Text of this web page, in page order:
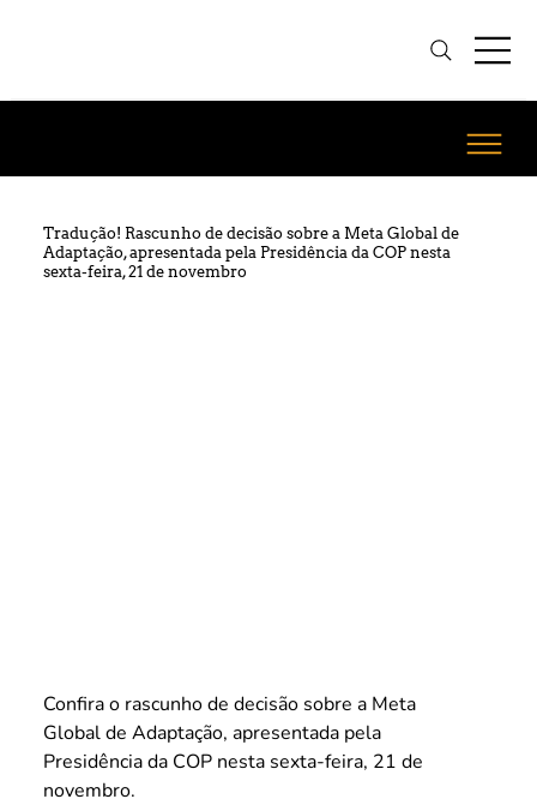
Tradução! Rascunho de decisão sobre a Meta Global de
Adaptação, apresentada pela Presidência da COP nesta
sexta-feira, 21 de novembro
Confira o rascunho de decisão sobre a Meta
Global de Adaptação, apresentada pela
Presidência da COP nesta sexta-feira, 21 de
novembro.